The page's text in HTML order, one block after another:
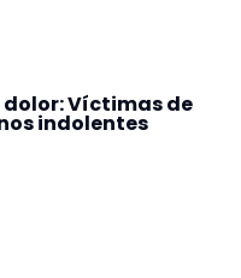
Víctimas de
indolentes